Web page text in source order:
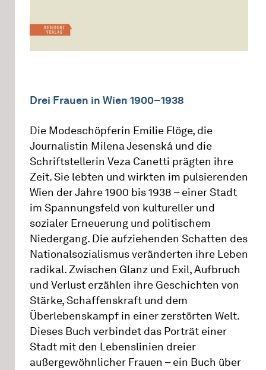
Drei Frauen in Wien 1900–1938
Die Modeschöpferin Emilie Flöge, die
Journalistin Milena Jesenská und die
Schriftstellerin Veza Canetti prägten ihre
Zeit. Sie lebten und wirkten im pulsierenden
Wien der Jahre 1900 bis 1938 – einer Stadt
im Spannungsfeld von kultureller und
sozialer Erneuerung und politischem
Niedergang. Die aufziehenden Schatten des
Nationalsozialismus veränderten ihre Leben
radikal. Zwischen Glanz und Exil, Aufbruch
und Verlust erzählen ihre Geschichten von
Stärke, Schaffenskraft und dem
Überlebenskampf in einer zerstörten Welt.
Dieses Buch verbindet das Porträt einer
Stadt mit den Lebenslinien dreier
außergewöhnlicher Frauen – ein Buch über